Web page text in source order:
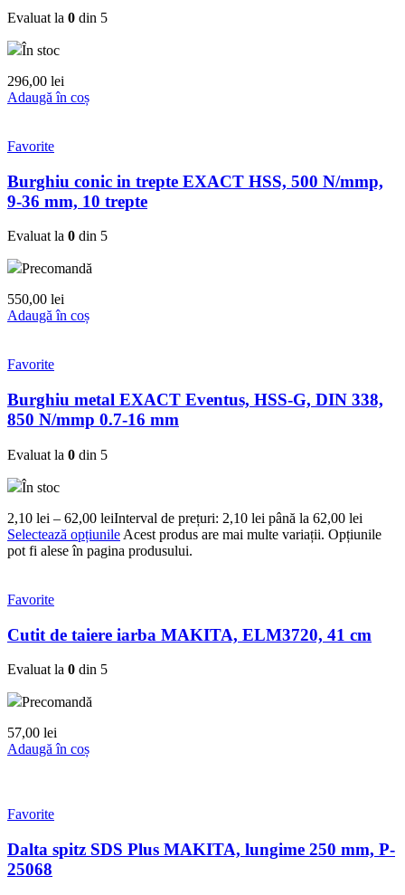
Evaluat la 0 din 5
În stoc
296,00 lei
Adaugă în coș
Favorite
Burghiu conic in trepte EXACT HSS, 500 N/mmp,
9-36 mm, 10 trepte
Evaluat la 0 din 5
Precomandă
550,00 lei
Adaugă în coș
Favorite
Burghiu metal EXACT Eventus, HSS-G, DIN 338,
850 N/mmp 0.7-16 mm
Evaluat la 0 din 5
În stoc
2,10 lei – 62,00 leiInterval de prețuri: 2,10 lei până la 62,00 lei
Selectează opțiunile Acest produs are mai multe variații. Opțiunile
pot fi alese în pagina produsului.
Favorite
Cutit de taiere iarba MAKITA, ELM3720, 41 cm
Evaluat la 0 din 5
Precomandă
57,00 lei
Adaugă în coș
Favorite
Dalta spitz SDS Plus MAKITA, lungime 250 mm, P-
25068